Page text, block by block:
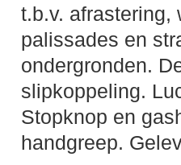
t.b.v. afrastering,
palissades en
ondergronden.
slipkoppeling.
Stopknop en
handgreep.